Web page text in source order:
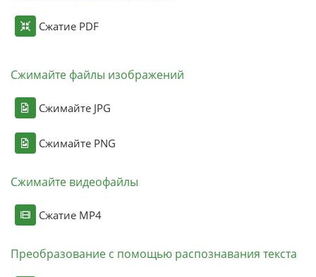
Сжатие PDF
Сжимайте файлы изображений
Сжимайте JPG
Сжимайте PNG
Сжимайте видеофайлы
Сжатие MP4
Преобразование с помощью распознавания текста